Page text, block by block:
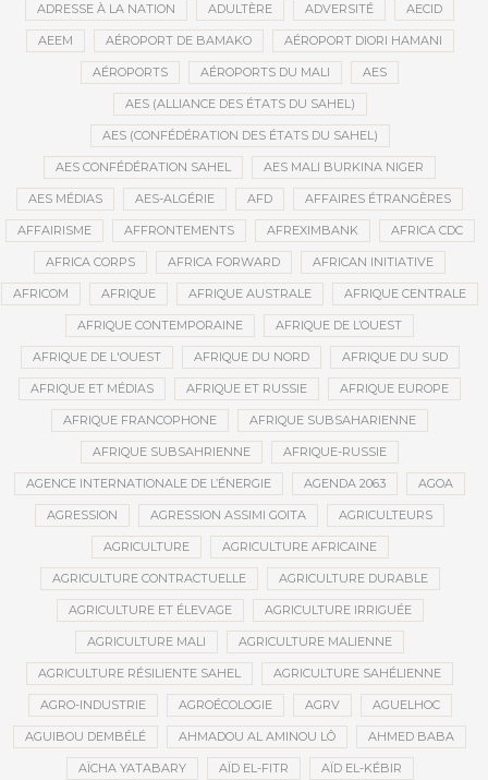
ADRESSE À LA NATION ADULTÈRE ADVERSITÉ AECID
AEEM AÉROPORT DE BAMAKO AÉROPORT DIORI HAMANI
AÉROPORTS AÉROPORTS DU MALI AES
AES (ALLIANCE DES ÉTATS DU SAHEL)
AES (CONFÉDÉRATION DES ÉTATS DU SAHEL)
AES CONFÉDÉRATION SAHEL AES MALI BURKINA NIGER
AES MÉDIAS AES-ALGÉRIE AFD AFFAIRES ÉTRANGÈRES
AFFAIRISME AFFRONTEMENTS AFREXIMBANK AFRICA CDC
AFRICA CORPS AFRICA FORWARD AFRICAN INITIATIVE
AFRICOM AFRIQUE AFRIQUE AUSTRALE AFRIQUE CENTRALE
AFRIQUE CONTEMPORAINE AFRIQUE DE L’OUEST
AFRIQUE DE L'OUEST AFRIQUE DU NORD AFRIQUE DU SUD
AFRIQUE ET MÉDIAS AFRIQUE ET RUSSIE AFRIQUE EUROPE
AFRIQUE FRANCOPHONE AFRIQUE SUBSAHARIENNE
AFRIQUE SUBSAHRIENNE AFRIQUE-RUSSIE
AGENCE INTERNATIONALE DE L’ÉNERGIE AGENDA 2063 AGOA
AGRESSION AGRESSION ASSIMI GOITA AGRICULTEURS
AGRICULTURE AGRICULTURE AFRICAINE
AGRICULTURE CONTRACTUELLE AGRICULTURE DURABLE
AGRICULTURE ET ÉLEVAGE AGRICULTURE IRRIGUÉE
AGRICULTURE MALI AGRICULTURE MALIENNE
AGRICULTURE RÉSILIENTE SAHEL AGRICULTURE SAHÉLIENNE
AGRO-INDUSTRIE AGROÉCOLOGIE AGRV AGUELHOC
AGUIBOU DEMBÉLÉ AHMADOU AL AMINOU LÔ AHMED BABA
AÏCHA YATABARY AÏD EL-FITR AÏD EL-KÉBIR